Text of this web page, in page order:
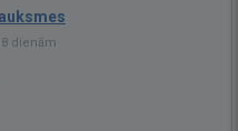
dienām